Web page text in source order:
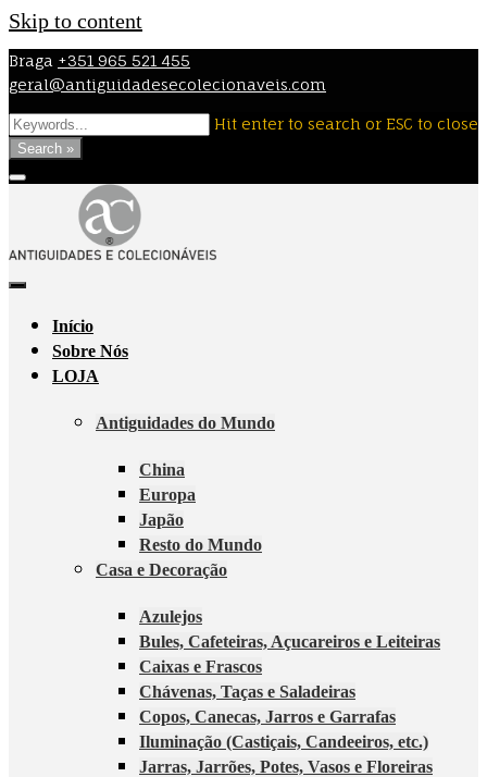
Skip to content
Braga +351 965 521 455
geral@antiguidadesecolecionaveis.com
Hit enter to search or ESC to close
Search »
Início
Sobre Nós
LOJA
Antiguidades do Mundo
China
Europa
Japão
Resto do Mundo
Casa e Decoração
Azulejos
Bules, Cafeteiras, Açucareiros e Leiteiras
Caixas e Frascos
Chávenas, Taças e Saladeiras
Copos, Canecas, Jarros e Garrafas
Iluminação (Castiçais, Candeeiros, etc.)
Jarras, Jarrões, Potes, Vasos e Floreiras